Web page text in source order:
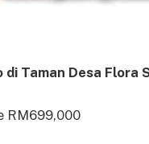
di Taman Desa Flora
RM699,000